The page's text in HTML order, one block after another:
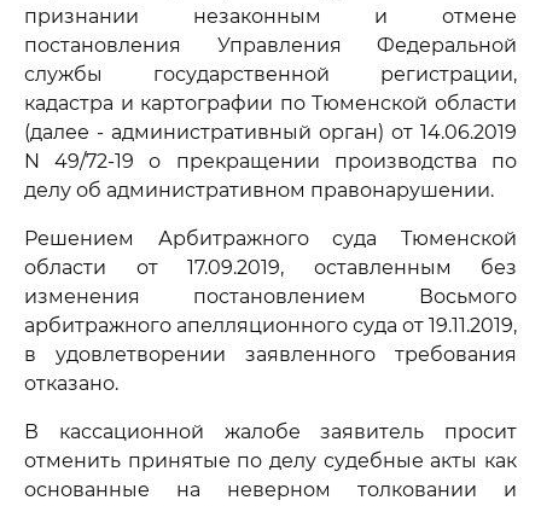
признании незаконным и отмене
постановления Управления Федеральной
службы государственной регистрации,
кадастра и картографии по Тюменской области
(далее - административный орган) от 14.06.2019
N 49/72-19 о прекращении производства по
делу об административном правонарушении.
Решением Арбитражного суда Тюменской
области от 17.09.2019, оставленным без
изменения постановлением Восьмого
арбитражного апелляционного суда от 19.11.2019,
в удовлетворении заявленного требования
отказано.
В кассационной жалобе заявитель просит
отменить принятые по делу судебные акты как
основанные на неверном толковании и